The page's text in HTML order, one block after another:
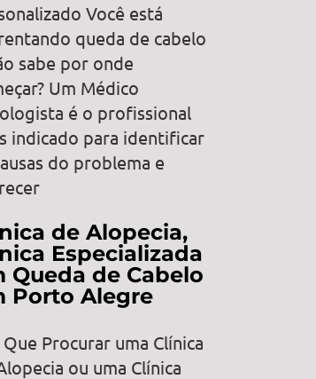
Você está
queda de cabelo
sabe por onde
Um Médico
é o profissional
indicado para identificar
do problema e
de Alopecia,
Especializada
Queda de Cabelo
Porto Alegre
Procurar uma Clínica
ou uma Clínica